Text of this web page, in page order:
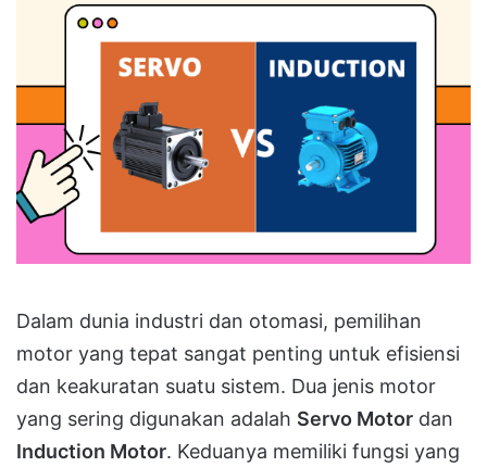
Dalam dunia industri dan otomasi, pemilihan
motor yang tepat sangat penting untuk efisiensi
dan keakuratan suatu sistem. Dua jenis motor
yang sering digunakan adalah Servo Motor dan
Induction Motor. Keduanya memiliki fungsi yang